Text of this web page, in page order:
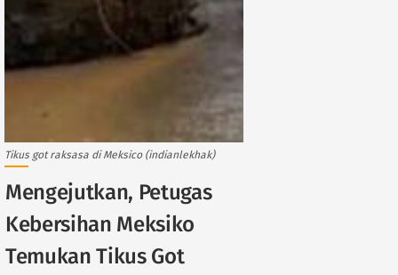
Tikus got raksasa di Meksico (indianlekhak)
Mengejutkan, Petugas
Kebersihan Meksiko
Temukan Tikus Got